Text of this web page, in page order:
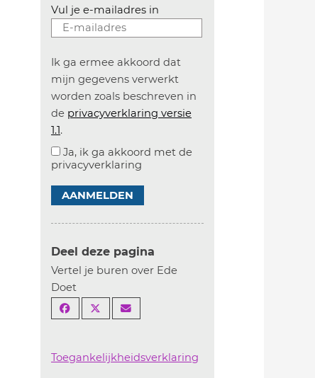
Vul je e-mailadres in
Ik ga ermee akkoord dat
mijn gegevens verwerkt
worden zoals beschreven in
de privacyverklaring versie
1.1.
Ja, ik ga akkoord met de
privacyverklaring
AANMELDEN
Deel deze pagina
Vertel je buren over Ede
Doet
Toegankelijkheidsverklaring